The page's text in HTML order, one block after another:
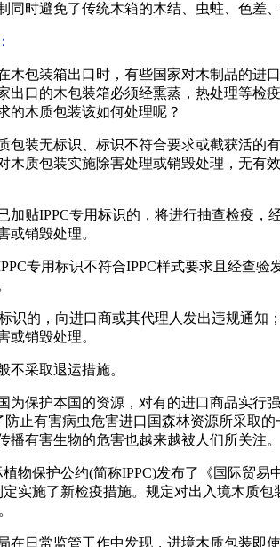
同时避免了传统木箱的木结、虫蛀、色差、
：
木包装箱出口时，有些国家对木制品的进
出口的木包装箱必须经熏蒸，热处理等检
的木质包装该如何处理呢？
包装无标识、标识不符合要求或截获活的
木质包装实施除害处理或销毁处理，无有
加贴IPPC专用标识的，将进行抽查检疫，
或销毁处理。
专用标识不符合IPPC样式要求且经查验
识的，向进口商或其代理人发出违规通知
或销毁处理。
不采取退运措施。
为保护本国的资源，对有的进口商品实行
防止有害病虫危害进口国森林资源所采取
播有害生物的危害也越来越被人们所关注。
植物保护公约(简称IPPC)发布了《国际贸
定实施了新检疫措施。规定对出入境木质
在日常监管工作中发现，进境木质包装即